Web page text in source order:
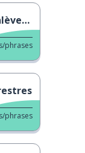
phrases
phrases